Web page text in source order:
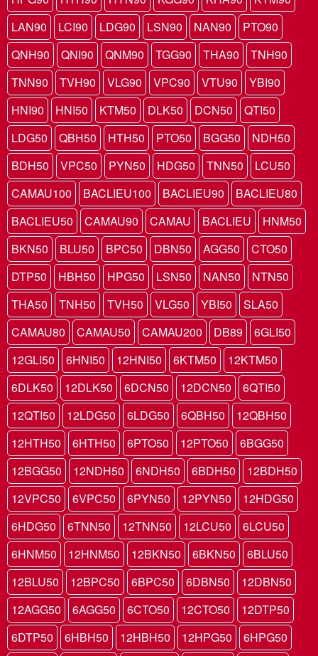
LAN90
LCI90 LDG90 LSN90 NAN90
PTO90
QNH90
QNI90 QNM90 TGG90 THA90
TNH90
TNN90
TVH90 VLG90 VPC90 VTU90
YBI90
HNI90
HNI50 KTM50 DLK50 DCN50
QTI50
LDG50
QBH50 HTH50 PTO50 BGG50
NDH50
BDH50
VPC50 PYN50 HDG50 TNN50
LCU50
CAMAU100
BACLIEU100 BACLIEU90
BACLIEU80
BACLIEU50
CAMAU90 CAMAU BACLIEU
HNM50
BKN50
BLU50 BPC50 DBN50 AGG50
CTO50
DTP50
HBH50 HPG50 LSN50 NAN50
NTN50
THA50
TNH50 TVH50 VLG50 YBI50
SLA50
CAMAU80
CAMAU50 CAMAU200 DB89
6GLI50
12GLI50
6HNI50 12HNI50 6KTM50
12KTM50
6DLK50
12DLK50 6DCN50 12DCN50
6QTI50
12QTI50
12LDG50 6LDG50 6QBH50
12QBH50
12HTH50
6HTH50 6PTO50 12PTO50
6BGG50
12BGG50
12NDH50 6NDH50 6BDH50
12BDH50
12VPC50
6VPC50 6PYN50 12PYN50
12HDG50
6HDG50
6TNN50 12TNN50 12LCU50
6LCU50
6HNM50
12HNM50 12BKN50 6BKN50
6BLU50
12BLU50
12BPC50 6BPC50 6DBN50
12DBN50
12AGG50
6AGG50 6CTO50 12CTO50
12DTP50
6DTP50
6HBH50 12HBH50 12HPG50
6HPG50